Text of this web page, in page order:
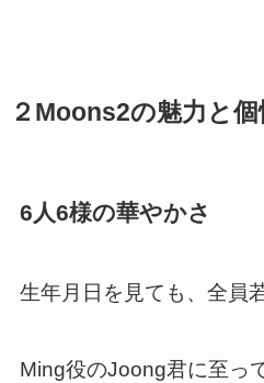
２Moons2の魅力と個
6人6様の華やかさ
生年月日を見ても、全員
Ming役のJoong君に至っ